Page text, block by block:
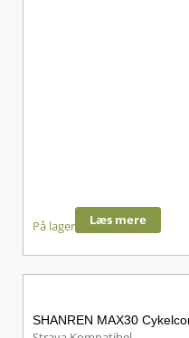
På lager Læs mere
SHANREN MAX30